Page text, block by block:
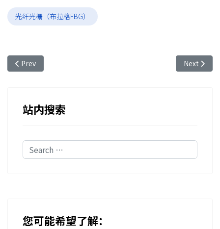
光纤光栅（布拉格FBG）
Previous article: 飞秒光纤光栅 - 飞秒激光逐点刻写光纤光栅串 - 耐
Prev Next
Next
站内搜索
Search
您可能希望了解：